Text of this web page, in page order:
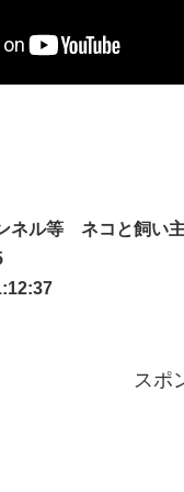
ネル等 ネコと飼い
スポ